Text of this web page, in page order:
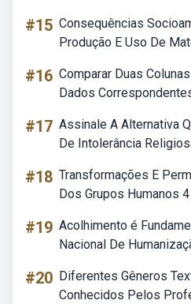
#15 Consequências
Produção E Uso De
#16 Comparar Duas
Dados
#17 Assinale A Alternativa
De Intolerância
#18 Transformações E
Dos Grupos Humanos
#19 Acolhimento é
Nacional De
#20 Diferentes Gêneros
Conhecidos Pelos